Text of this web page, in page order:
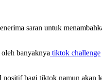
saran untuk
banyaknya tiktok challenge
bagi tiktok namun